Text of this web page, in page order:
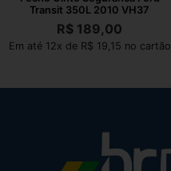
Transit 350L 2010 VH37
R$ 189,00
Em até 12x de R$ 19,15 no cartão